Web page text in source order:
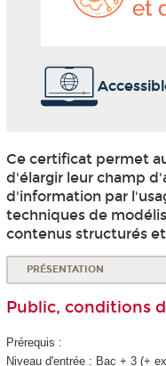
Ce certificat permet
d'élargir leur champ
d'information par
techniques de
contenus structurés
PRÉSENTATION
Public, conditions
Prérequis :
Niveau d'entrée : Bac + 3 (+